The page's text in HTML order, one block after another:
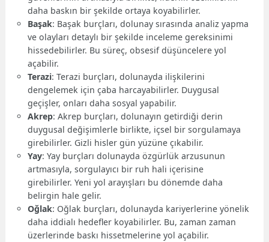
daha baskın bir şekilde ortaya koyabilirler.
Başak: Başak burçları, dolunay sırasında analiz yapma
ve olayları detaylı bir şekilde inceleme gereksinimi
hissedebilirler. Bu süreç, obsesif düşüncelere yol
açabilir.
Terazi: Terazi burçları, dolunayda ilişkilerini
dengelemek için çaba harcayabilirler. Duygusal
geçişler, onları daha sosyal yapabilir.
Akrep: Akrep burçları, dolunayın getirdiği derin
duygusal değişimlerle birlikte, içsel bir sorgulamaya
girebilirler. Gizli hisler gün yüzüne çıkabilir.
Yay: Yay burçları dolunayda özgürlük arzusunun
artmasıyla, sorgulayıcı bir ruh hali içerisine
girebilirler. Yeni yol arayışları bu dönemde daha
belirgin hale gelir.
Oğlak: Oğlak burçları, dolunayda kariyerlerine yönelik
daha iddialı hedefler koyabilirler. Bu, zaman zaman
üzerlerinde baskı hissetmelerine yol açabilir.